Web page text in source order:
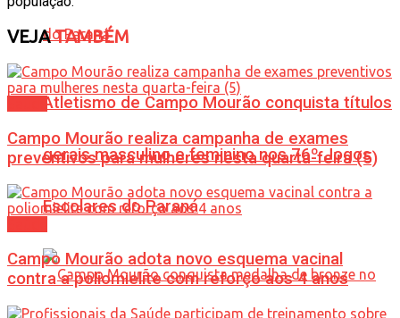
Atletismo de Campo Mourão conquista títulos
gerais masculino e feminino nos 76º Jogos
Escolares do Paraná
VEJATAMBÉM
Campo Mourão realiza campanha de exames
preventivos para mulheres nesta quarta-feira (5)
Campo Mourão adota novo esquema vacinal
contra a poliomielite com reforço aos 4 anos